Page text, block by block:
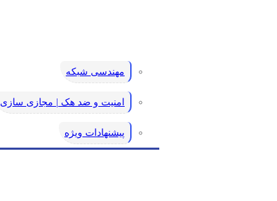
مهندسی شبکه
امنیت و ضد هک | مجازی سازی
پیشنهادات ویژه